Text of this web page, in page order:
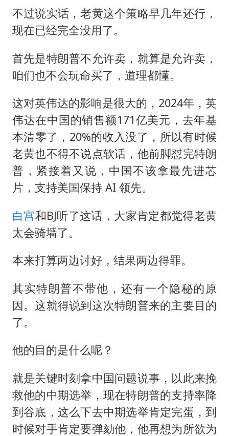
不过说实话，老黄这个策略早几年还行，
现在已经完全没用了。
首先是特朗普不允许卖，就算是允许卖，
咱们也不会玩命买了，道理都懂。
这对英伟达的影响是很大的，2024年，英
伟达在中国的销售额171亿美元，去年基
本清零了，20%的收入没了，所以有时候
老黄也不得不说点软话，他前脚怼完特朗
普，紧接着又说，中国不该拿最先进芯
片，支持美国保持 AI 领先。
白宫和BJ听了这话，大家肯定都觉得老黄
太会骑墙了。
本来打算两边讨好，结果两边得罪。
其实特朗普不带他，还有一个隐秘的原
因。这就得说到这次特朗普来的主要目的
了。
他的目的是什么呢？
就是关键时刻拿中国问题说事，以此来挽
救他的中期选举，现在特朗普的支持率降
到谷底，这么下去中期选举肯定完蛋，到
时候对手肯定要弹劾他，他再想为所欲为